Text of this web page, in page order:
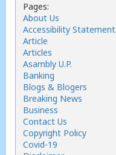
Pages:
About Us
Accessibility Statement
Article
Articles
Asambly U.P.
Banking
Blogs & Blogers
Breaking News
Business
Contact Us
Copyright Policy
Covid-19